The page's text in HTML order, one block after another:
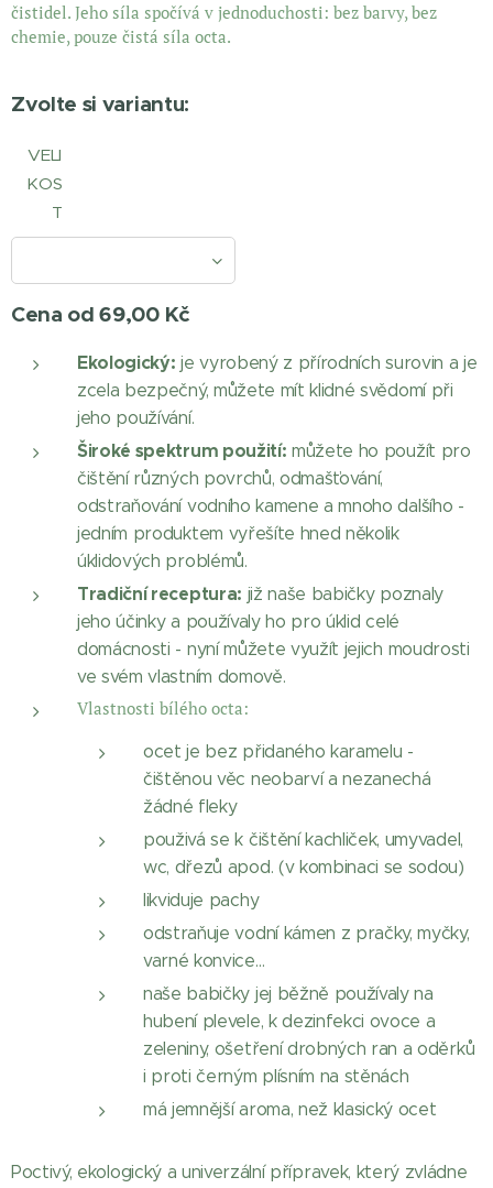
čistidel. Jeho síla spočívá v jednoduchosti: bez barvy, bez
chemie, pouze čistá síla octa.
Zvolte si variantu:
VELI
KOS
T
Cena od69,00Kč
Ekologický: je vyrobený z přírodních surovin a je
zcela bezpečný, můžete mít klidné svědomí při
jeho používání.
Široké spektrum použití: můžete ho použít pro
čištění různých povrchů, odmašťování,
odstraňování vodního kamene a mnoho dalšího -
jedním produktem vyřešíte hned několik
úklidových problémů.
Tradiční receptura: již naše babičky poznaly
jeho účinky a používaly ho pro úklid celé
domácnosti - nyní můžete využít jejich moudrosti
ve svém vlastním domově.
Vlastnosti bílého octa:
ocet je bez přidaného karamelu -
čištěnou věc neobarví a nezanechá
žádné fleky
použivá se k čištění kachliček, umyvadel,
wc, dřezů apod. (v kombinaci se sodou)
likviduje pachy
odstraňuje vodní kámen z pračky, myčky,
varné konvice…
naše babičky jej běžně používaly na
hubení plevele, k dezinfekci ovoce a
zeleniny, ošetření drobných ran a oděrků
i proti černým plísním na stěnách
má jemnější aroma, než klasický ocet
Poctivý, ekologický a univerzální přípravek, který zvládne